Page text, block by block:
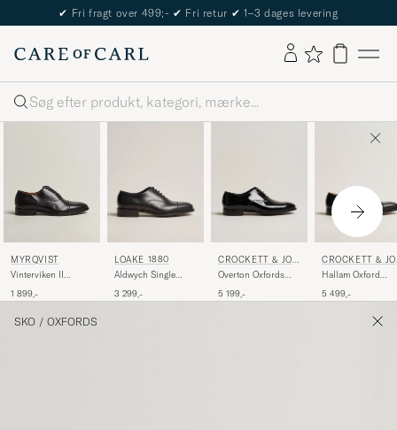
The Care of Carl Passport
Søg
MYRQVIST
Vinterviken II
1 899,-
LOAKE 1880
Aldwych Single
3 299,-
CROCKETT & JON
ES
Overton Oxfords
5 199,-
CROCKETT &
ES
Hallam Oxford
5 499,-
SKO / OXFORDS